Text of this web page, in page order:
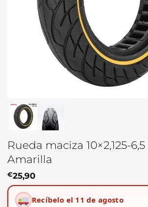
Rueda maciza 10×2,125-
Amarilla
€25,90
Recíbelo el 11 de agosto